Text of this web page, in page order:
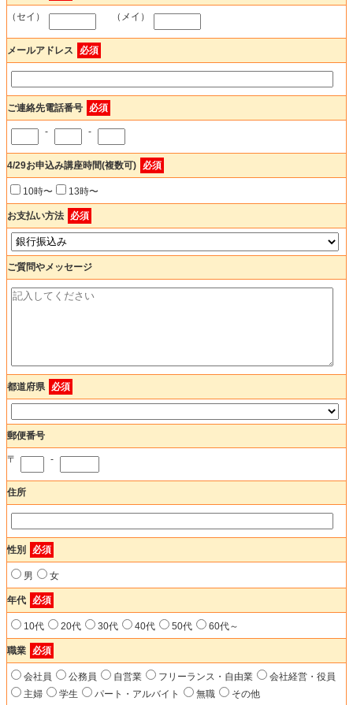
（セイ） （メイ）
メールアドレス 必須
ご連絡先電話番号 必須
- -
4/29お申込み講座時間(複数可) 必須
10時〜 13時〜
お支払い方法 必須
ご質問やメッセージ
都道府県 必須
郵便番号
〒 -
住所
性別 必須
男 女
年代 必須
10代 20代 30代 40代 50代 60代～
職業 必須
会社員 公務員 自営業 フリーランス・自由業
会社経営・役員
主婦
学生 パート・アルバイト 無職 その他